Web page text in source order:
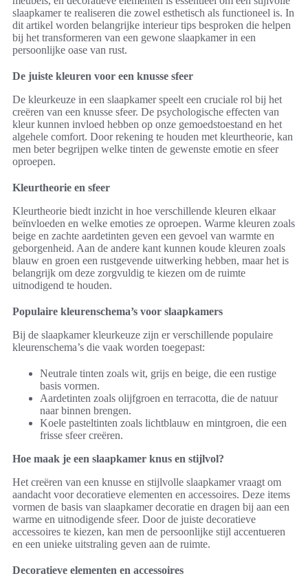
slaapkamer te realiseren die zowel esthetisch als functioneel is. In
dit artikel worden belangrijke interieur tips besproken die helpen
bij het transformeren van een gewone slaapkamer in een
persoonlijke oase van rust.
De juiste kleuren voor een knusse sfeer
De kleurkeuze in een slaapkamer speelt een cruciale rol bij het
creëren van een knusse sfeer. De psychologische effecten van
kleur kunnen invloed hebben op onze gemoedstoestand en het
algehele comfort. Door rekening te houden met kleurtheorie, kan
men beter begrijpen welke tinten de gewenste emotie en sfeer
oproepen.
Kleurtheorie en sfeer
Kleurtheorie biedt inzicht in hoe verschillende kleuren elkaar
beïnvloeden en welke emoties ze oproepen. Warme kleuren zoals
beige en zachte aardetinten geven een gevoel van warmte en
geborgenheid. Aan de andere kant kunnen koude kleuren zoals
blauw en groen een rustgevende uitwerking hebben, maar het is
belangrijk om deze zorgvuldig te kiezen om de ruimte
uitnodigend te houden.
Populaire kleurenschema’s voor slaapkamers
Bij de slaapkamer kleurkeuze zijn er verschillende populaire
kleurenschema’s die vaak worden toegepast:
Neutrale tinten zoals wit, grijs en beige, die een rustige
basis vormen.
Aardetinten zoals olijfgroen en terracotta, die de natuur
naar binnen brengen.
Koele pasteltinten zoals lichtblauw en mintgroen, die een
frisse sfeer creëren.
Hoe maak je een slaapkamer knus en stijlvol?
Het creëren van een knusse en stijlvolle slaapkamer vraagt om
aandacht voor decoratieve elementen en accessoires. Deze items
vormen de basis van slaapkamer decoratie en dragen bij aan een
warme en uitnodigende sfeer. Door de juiste decoratieve
accessoires te kiezen, kan men de persoonlijke stijl accentueren
en een unieke uitstraling geven aan de ruimte.
Decoratieve elementen en accessoires